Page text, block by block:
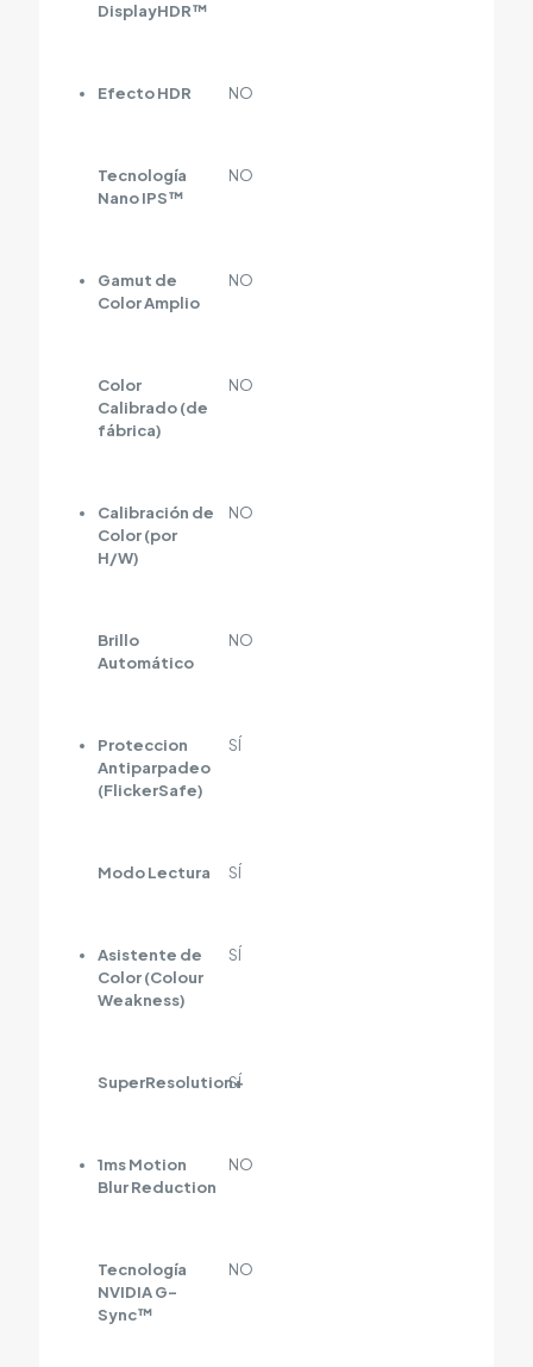
DisplayHDR™
Efecto HDR NO
Tecnología
Nano IPS™
NO
Gamut de
Color Amplio
NO
Color
Calibrado (de
fábrica)
NO
Calibración de
Color (por
H/W)
NO
Brillo
Automático
NO
Proteccion
Antiparpadeo
(FlickerSafe)
SÍ
Modo Lectura SÍ
Asistente de
Color (Colour
Weakness)
SÍ
SuperResolution+
SÍ
1ms Motion
Blur Reduction
NO
Tecnología
NVIDIA G-
Sync™
NO